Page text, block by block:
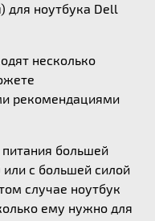
для ноутбука Dell
несколько
рекомендациями
большей
с большей силой
случае ноутбук
ему нужно для